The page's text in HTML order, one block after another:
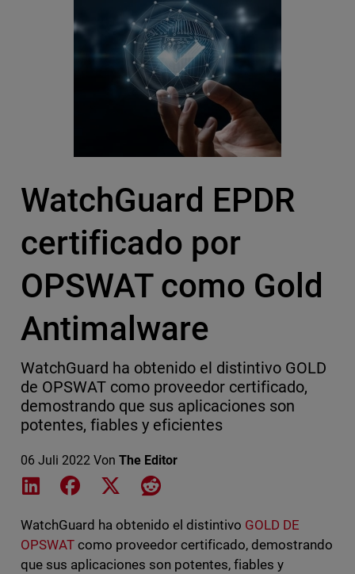
WatchGuard EPDR
certificado por
OPSWAT como Gold
Antimalware
WatchGuard ha obtenido el distintivo GOLD
de OPSWAT como proveedor certificado,
demostrando que sus aplicaciones son
potentes, fiables y eficientes
06 Juli 2022 Von The Editor
Share on LinkedIn
Share on Facebook
Share on XShare on Reddit
WatchGuard ha obtenido el distintivo GOLD DE
OPSWATcomo proveedor certificado, demostrando
que sus aplicaciones son potentes, fiables y